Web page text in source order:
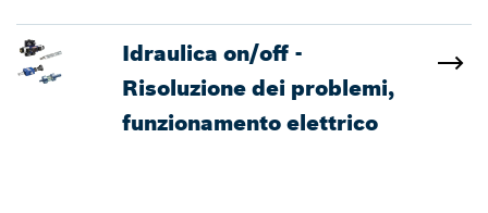
Idraulica on/off -
Risoluzione dei problemi,
funzionamento elettrico